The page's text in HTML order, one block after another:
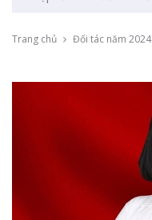
Trang chủ Đối tác năm 2024